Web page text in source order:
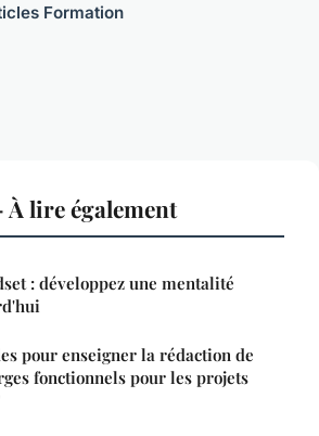
Formation
lire également
: développez une mentalité
pour enseigner la rédaction de
fonctionnels pour les projets